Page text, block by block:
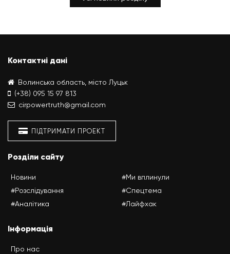
Контактні дані
Волинська область, місто Луцьк
(+38) 095 15 97 813
cirpowertruth@gmail.com
ПІДТРИМАТИ ПРОЕКТ
Розділи сайту
Новини
#Розслідування
#Аналітика
#Ми вплинули
#Спецтема
#Лайфхак
Інформація
Про нас